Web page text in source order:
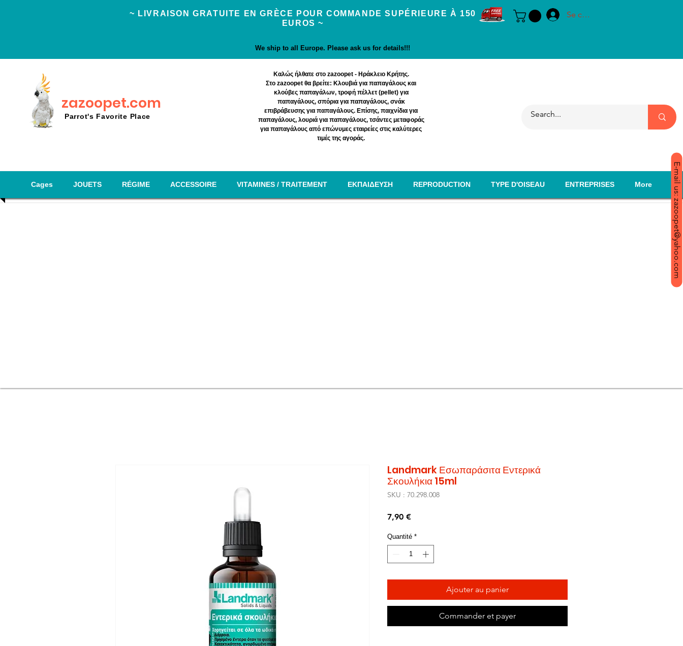
E-mail us: zazoopet@yahoo.com
~ LIVRAISON GRATUITE EN GRÈCE POUR COMMANDE SUPÉRIEURE À 150
EUROS ~
Se connecter
We ship to all Europe. Please ask us for details!!!
zazoopet.com
Parrot's Favorite Place
Καλώς ήλθατε στο zazoopet - Ηράκλειο Κρήτης.
Στο zazoopet θα βρείτε: Κλουβιά για παπαγάλους και
κλούβες παπαγάλων, τροφή πέλλετ (pellet) για
παπαγάλους, σπόρια για παπαγάλους, σνάκ
επιβράβευσης για παπαγάλους. Επίσης, παιχνίδια για
παπαγάλους, λουριά για παπαγάλους, τσάντες μεταφοράς
για παπαγάλους από επώνυμες εταιρείες στις καλύτερες
τιμές της αγοράς.
Cages JOUETS RÉGIME ACCESSOIRE VITAMINES / TRAITEMENT EΚΠΑΙΔΕΥΣΗ REPRODUCTION TYPE D'OISEAU ENTREPRISES More
Landmark Εσωπαράσιτα Εντερικά
Σκουλήκια 15ml
SKU : 70.298.008
7,90 €Prix
Quantité *
Ajouter au panier
Commander et payer